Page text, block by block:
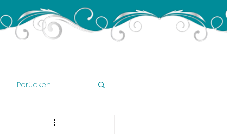
Perücken